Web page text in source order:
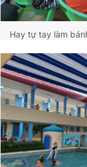
Hay tự tay làm